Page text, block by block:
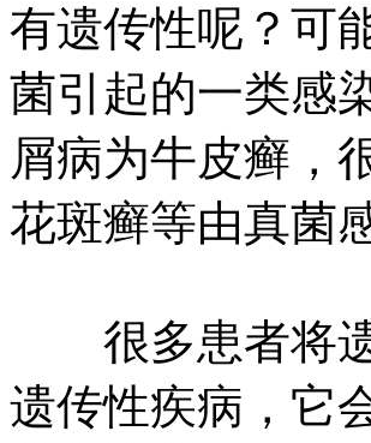
有遗传性呢？可
菌引起的一类感
屑病为牛皮癣，
花斑癣等由真菌
很多患者将遗
遗传性疾病，它